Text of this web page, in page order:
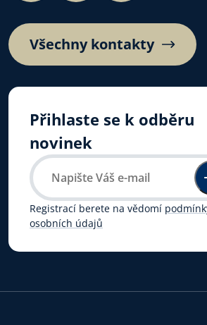
Všechny kontakty
Přihlaste se k odběru
novinek
Registrací berete na vědomí
osobních údajů